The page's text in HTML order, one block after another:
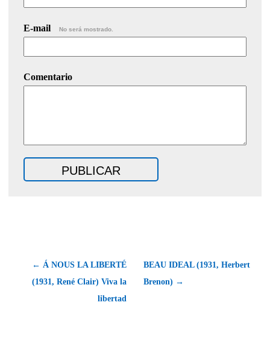
E-mail No será mostrado.
Comentario
← Á NOUS LA LIBERTÉ
(1931, René Clair) Viva la
libertad
BEAU IDEAL (1931, Herbert
Brenon) →